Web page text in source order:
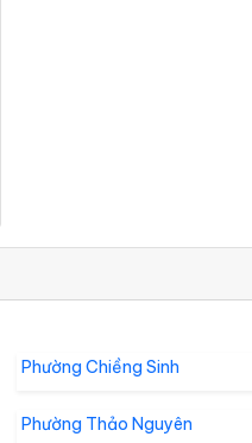
Phường Chiềng Sinh
Phường Thảo Nguyên